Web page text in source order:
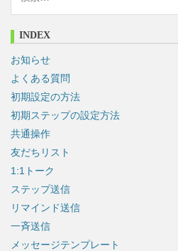
:
INDEX
お知らせ
よくある質問
初期設定の方法
初期ステップの設定方法
共通操作
友だちリスト
1:1トーク
ステップ送信
リマインド送信
一斉送信
メッセージテンプレート